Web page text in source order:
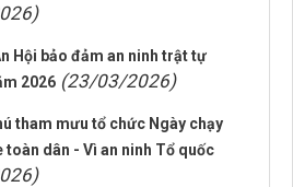
Hội bảo đảm an ninh trật tự
2026 (23/03/2026)
tham mưu tổ chức Ngày chạy
toàn dân - Vì an ninh Tổ quốc